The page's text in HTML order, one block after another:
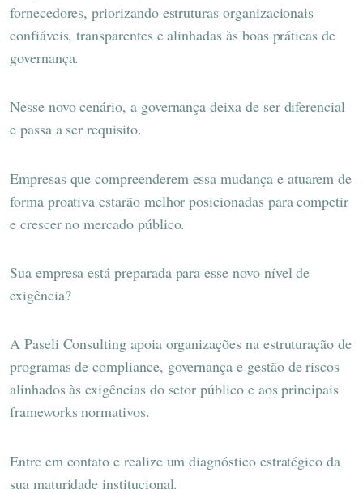
fornecedores, priorizando estruturas organizacionais
confiáveis, transparentes e alinhadas às boas práticas de
governança.
Nesse novo cenário, a governança deixa de ser diferencial
e passa a ser requisito.
Empresas que compreenderem essa mudança e atuarem de
forma proativa estarão melhor posicionadas para competir
e crescer no mercado público.
Sua empresa está preparada para esse novo nível de
exigência?
A Paseli Consulting apoia organizações na estruturação de
programas de compliance, governança e gestão de riscos
alinhados às exigências do setor público e aos principais
frameworks normativos.
Entre em contato e realize um diagnóstico estratégico da
sua maturidade institucional.